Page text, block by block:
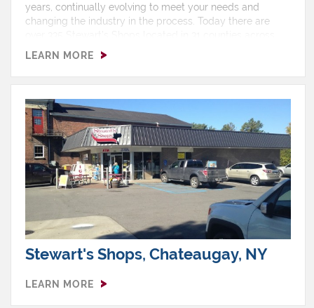
years, continually evolving to meet your needs and
changing the industry in the process. Today there are
upstate New York and southern Vermont, with two thirds
AMTuesday 4:30 AM - 1:00 AMWednesday 4:30 AM - 1:00
AMSaturday 4:30 AM - 1:00 AMSunday 4:30 AM - 1:00
AMShop Features: Ice Cream, ATM, EBT, Free Air, Gas,
Non Ethanol, Pizza, Restroom
LEARN MORE
Stewart's Shops, Chateaugay, NY
LEARN MORE